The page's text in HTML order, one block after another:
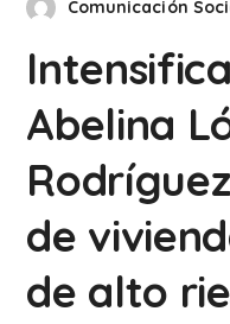
Comunicación
Abelina
de
de alto